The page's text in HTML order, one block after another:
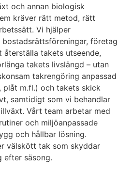
och annan biologisk
kräver rätt metod, rätt
Vi hjälper
företag
takets utseende,
takets livslängd – utan
takrengöring anpassad
m.fl.) och takets skick
samtidigt som vi behandlar
Vårt team arbetar med
och miljöanpassade
och hållbar lösning.
välskött tak som skyddar
efter säsong.